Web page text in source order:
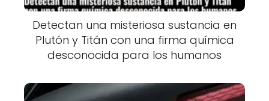
Detectan una misteriosa sustancia en
Plutón y Titán con una firma química
desconocida para los humanos